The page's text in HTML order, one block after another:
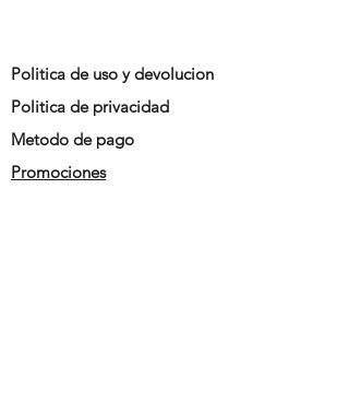
Politica de uso y devolucion
Politica de privacidad
Metodo de pago
Promociones